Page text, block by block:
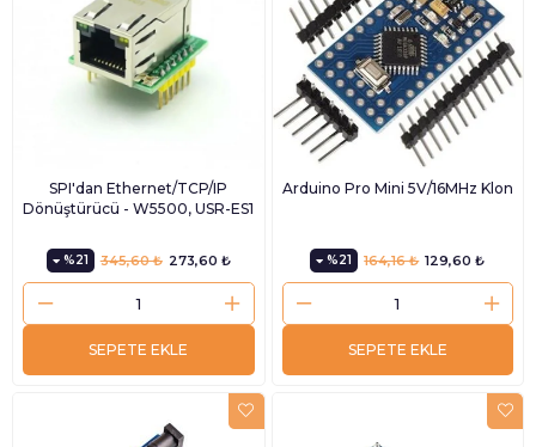
SPI'dan Ethernet/TCP/IP
Dönüştürücü - W5500, USR-ES1
%21 273,60 ₺
345,60 ₺
SEPETE EKLE
Arduino Pro Mini 5V/16MHz Klon
%21 129,60 ₺
164,16 ₺
SEPETE EKLE